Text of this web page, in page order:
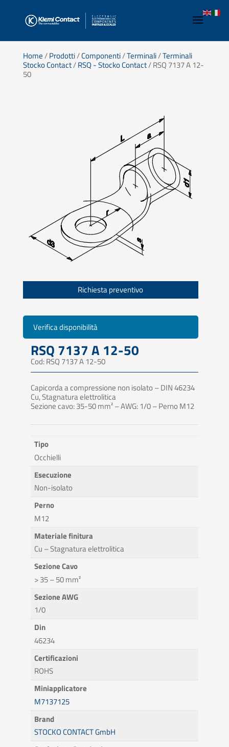
Home/Prodotti/Componenti/Terminali/Terminali
Stocko Contact/RSQ - Stocko Contact/ RSQ 7137 A 12-
50
Richiesta preventivo
Verifica disponibilità
RSQ 7137 A 12-50
Cod: RSQ 7137 A 12-50
Capicorda a compressione non isolato – DIN 46234
Cu, Stagnatura elettrolitica
Sezione cavo: 35-50 mm² – AWG: 1/0 – Perno M12
Tipo
Occhielli
Esecuzione
Non-isolato
Perno
M12
Materiale finitura
Cu – Stagnatura elettrolitica
Sezione Cavo
> 35 – 50 mm²
Sezione AWG
1/0
Din
46234
Certificazioni
ROHS
Miniapplicatore
M7137125
Brand
STOCKO CONTACT GmbH